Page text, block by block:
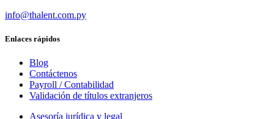
info@thalent.com.py
Enlaces rápidos
Blog
Contáctenos
Payroll / Contabilidad
Validación de títulos extranjeros
Asesoría jurídica y legal